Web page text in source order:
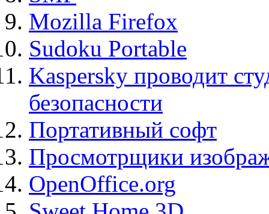
Mozilla Firefox
Sudoku Portable
Kaspersky проводит
безопасности
Портативный софт
Просмотрщики
OpenOffice.org